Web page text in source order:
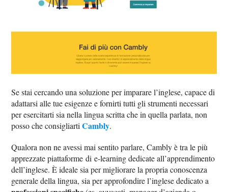
Se stai cercando una soluzione per imparare l’inglese, capace di
adattarsi alle tue esigenze e fornirti tutti gli strumenti necessari
per esercitarti sia nella lingua scritta che in quella parlata, non
posso che consigliartiCambly.
Qualora non ne avessi mai sentito parlare, Cambly è tra le più
apprezzate piattaforme di e-learning dedicate all’apprendimento
dell’inglese. È ideale sia per migliorare la propria conoscenza
generale della lingua, sia per approfondire l’inglese dedicato a